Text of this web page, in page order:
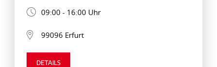
09:00 - 16:00 Uhr
99096 Erfurt
DETAILS